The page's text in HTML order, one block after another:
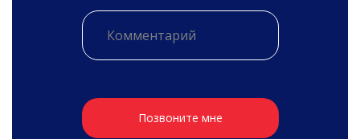
Позвоните мне